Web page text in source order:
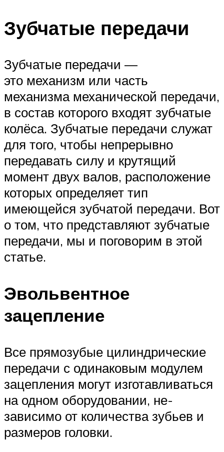
Зубчатые передачи
Зубчатые передачи —
это механизм или часть
механизма механической передачи,
в состав которого входят зубчатые
колёса. Зубчатые передачи служат
для того, чтобы непрерывно
передавать силу и крутящий
момент двух валов, расположение
которых определяет тип
имеющейся зубчатой передачи. Вот
о том, что представляют зубчатые
передачи, мы и поговорим в этой
статье.
Эвольвентное
зацепление
Все прямозубые цилиндрические
передачи с одинаковым модулем
зацепления могут из­готавливаться
на одном оборудовании, не­
зависимо от количества зубьев и
размеров головки.